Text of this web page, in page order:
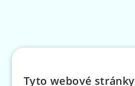
Tyto webové stránky